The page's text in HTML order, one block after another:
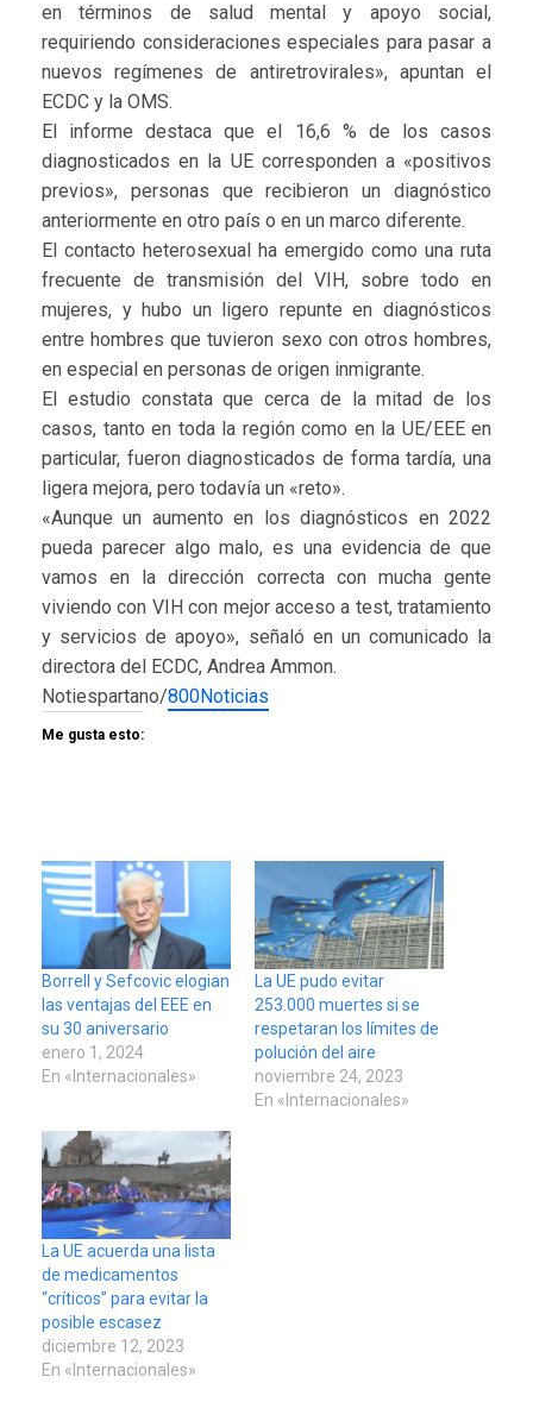
en términos de salud mental y apoyo social,
requiriendo consideraciones especiales para pasar a
nuevos regímenes de antiretrovirales», apuntan el
ECDC y la OMS.
El informe destaca que el 16,6 % de los casos
diagnosticados en la UE corresponden a «positivos
previos», personas que recibieron un diagnóstico
anteriormente en otro país o en un marco diferente.
El contacto heterosexual ha emergido como una ruta
frecuente de transmisión del VIH, sobre todo en
mujeres, y hubo un ligero repunte en diagnósticos
entre hombres que tuvieron sexo con otros hombres,
en especial en personas de origen inmigrante.
El estudio constata que cerca de la mitad de los
casos, tanto en toda la región como en la UE/EEE en
particular, fueron diagnosticados de forma tardía, una
ligera mejora, pero todavía un «reto».
«Aunque un aumento en los diagnósticos en 2022
pueda parecer algo malo, es una evidencia de que
vamos en la dirección correcta con mucha gente
viviendo con VIH con mejor acceso a test, tratamiento
y servicios de apoyo», señaló en un comunicado la
directora del ECDC, Andrea Ammon.
Notiespartano/800Noticias
Me gusta esto:
Borrell y Sefcovic elogian
las ventajas del EEE en
su 30 aniversario
enero 1, 2024
En «Internacionales»
La UE pudo evitar
253.000 muertes si se
respetaran los límites de
polución del aire
noviembre 24, 2023
En «Internacionales»
La UE acuerda una lista
de medicamentos
“críticos” para evitar la
posible escasez
diciembre 12, 2023
En «Internacionales»